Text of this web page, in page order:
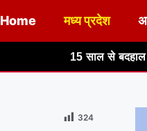
Home मध्य प्रदेश
बदहाल सड़क और गंदे पानी में
324